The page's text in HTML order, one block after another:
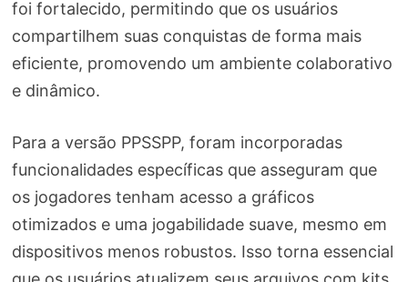
foi fortalecido, permitindo que os usuários
compartilhem suas conquistas de forma mais
eficiente, promovendo um ambiente colaborativo
e dinâmico.
Para a versão PPSSPP, foram incorporadas
funcionalidades específicas que asseguram que
os jogadores tenham acesso a gráficos
otimizados e uma jogabilidade suave, mesmo em
dispositivos menos robustos. Isso torna essencial